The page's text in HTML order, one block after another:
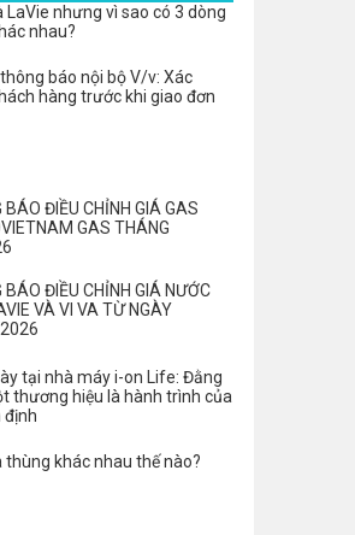
LaVie nhưng vì sao có 3 dòng
nhau?
báo nội bộ V/v: Xác
hàng trước khi giao đơn
BÁO ĐIỀU CHỈNH GIÁ GAS
GAS THÁNG
BÁO ĐIỀU CHỈNH GIÁ NƯỚC
VÀ VI VA TỪ NGÀY
tại nhà máy i-on Life: Đằng
thương hiệu là hành trình của
định
thùng khác nhau thế nào?